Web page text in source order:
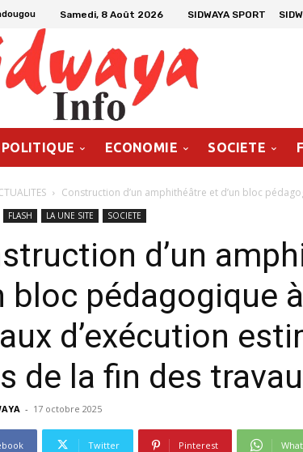
Samedi, 8 Août 2026 SIDWAYA SPORT
POLITIQUE ECONOMIE SOCIETE
Construction d’un amphithéâtre et d’un bloc
FLASH LA UNE SITE SOCIETE
d’un
bloc pédagogique
d’exécution
de la fin des
- 17 octobre 2025
Twitter Pinterest